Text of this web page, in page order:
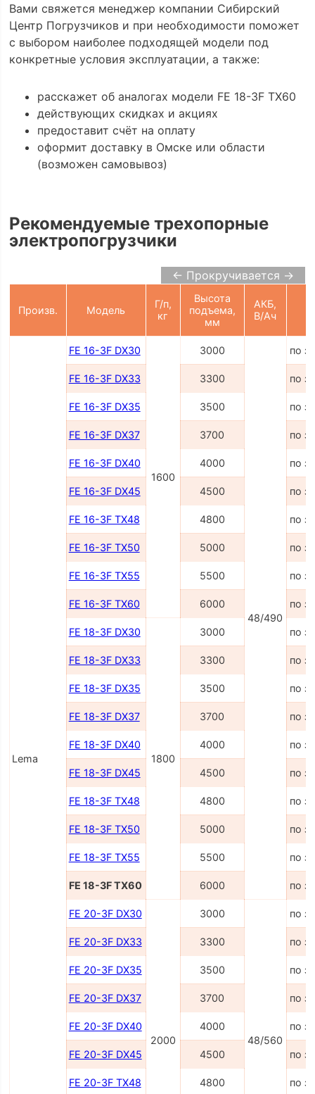
Вами свяжется менеджер компании Сибирский
Центр Погрузчиков и при необходимости поможет
с выбором наиболее подходящей модели под
конкретные условия эксплуатации, а также:
расскажет об аналогах модели FE 18-3F TX60
действующих скидках и акциях
предоставит счёт на оплату
оформит доставку в Омске или области
(возможен самовывоз)
Рекомендуемые трехопорные
электропогрузчики
← Прокручивается →
Произв. Модель
Г/п,
кг
Высота
подъема,
мм
АКБ,
В/Ач
Lema
FE 16-3F DX30
1600
3000
48/490
по
FE 16-3F DX33 3300 по
FE 16-3F DX35 3500 по
FE 16-3F DX37 3700 по
FE 16-3F DX40 4000 по
FE 16-3F DX45 4500 по
FE 16-3F TX48 4800 по
FE 16-3F TX50 5000 по
FE 16-3F TX55 5500 по
FE 16-3F TX60 6000 по
FE 18-3F DX30
1800
3000 по
FE 18-3F DX33 3300 по
FE 18-3F DX35 3500 по
FE 18-3F DX37 3700 по
FE 18-3F DX40 4000 по
FE 18-3F DX45 4500 по
FE 18-3F TX48 4800 по
FE 18-3F TX50 5000 по
FE 18-3F TX55 5500 по
FE 18-3F TX60 6000 по
FE 20-3F DX30
2000
3000
48/560
по
FE 20-3F DX33 3300 по
FE 20-3F DX35 3500 по
FE 20-3F DX37 3700 по
FE 20-3F DX40 4000 по
FE 20-3F DX45 4500 по
FE 20-3F TX48 4800 по